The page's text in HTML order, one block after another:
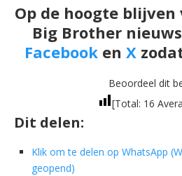
Op de hoogte
Big Brother
Facebook en X
Beoordeel dit
[Total: 16
Dit delen:
Klik om te delen op WhatsApp
geopend)